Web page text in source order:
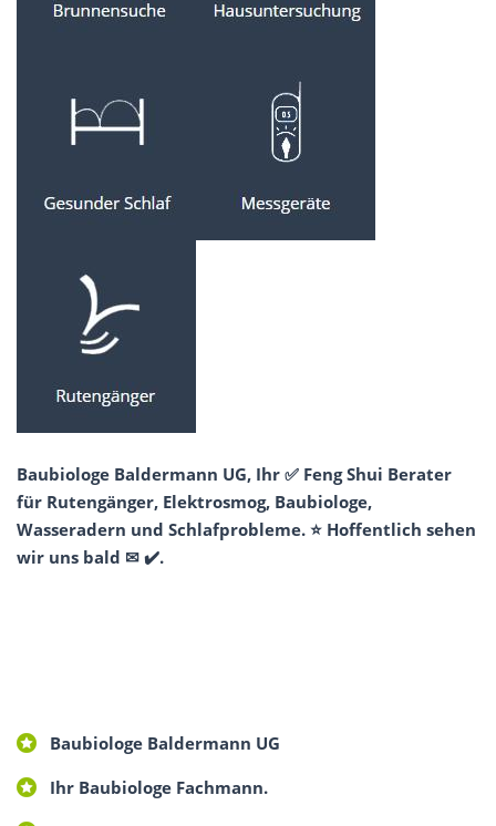
Baubiologe Baldermann UG, Ihr ✅ Feng Shui Berater
für Rutengänger, Elektrosmog, Baubiologe,
Wasseradern und Schlafprobleme. ⭐ Hoffentlich sehen
wir uns bald ✉ ✔️.
Baubiologe Baldermann UG
Ihr Baubiologe Fachmann.